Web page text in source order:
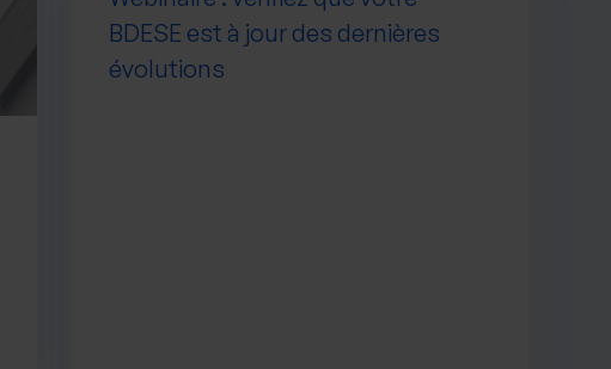
BDESE est à jour des dernières
évolutions